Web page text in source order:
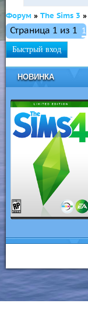
Форум » The Sims 3 »
Страница 1 из 1 1
НОВИНКА